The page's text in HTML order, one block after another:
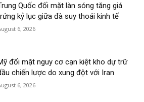
Quốc đối mặt làn sóng tăng giá
kỷ lục giữa đà suy thoái kinh tế
6, 2026
đối mặt nguy cơ cạn kiệt kho dự trữ
chiến lược do xung đột với Iran
6, 2026